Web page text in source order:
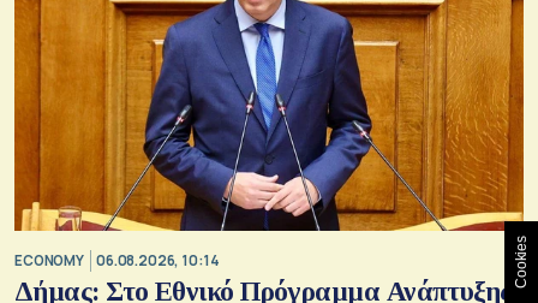
ECONOMY 06.08.2026, 10:14
Δήμας: Στο Εθνικό Πρόγραμμα Ανάπτυξης
Cookies